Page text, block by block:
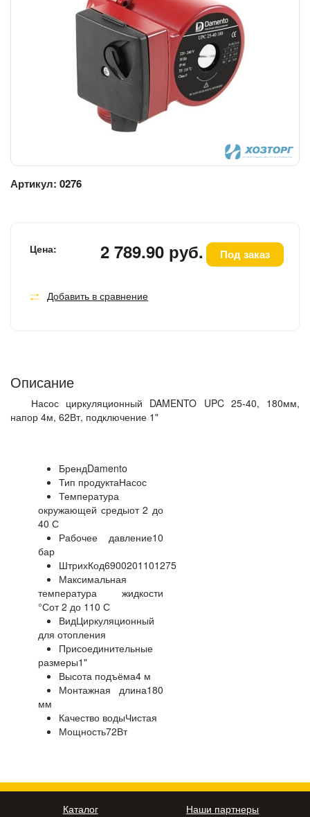
Артикул: 0276
Цена: 2 789.90 руб. Под заказ
Добавить в сравнение
Описание
Насос циркуляционный DAMENTO UPC 25-40, 180мм,
напор 4м, 62Вт, подключение 1"
БрендDamento
Тип продуктаНасос
Температура
окружающей средыот 2 до
40 С
Рабочее давление10
бар
ШтрихКод6900201101275
Максимальная
температура жидкости
°Сот 2 до 110 С
ВидЦиркуляционный
для отопления
Присоединительные
размеры1"
Высота подъёма4 м
Монтажная длина180
мм
Качество водыЧистая
Мощность72Вт
Каталог Наши партнеры